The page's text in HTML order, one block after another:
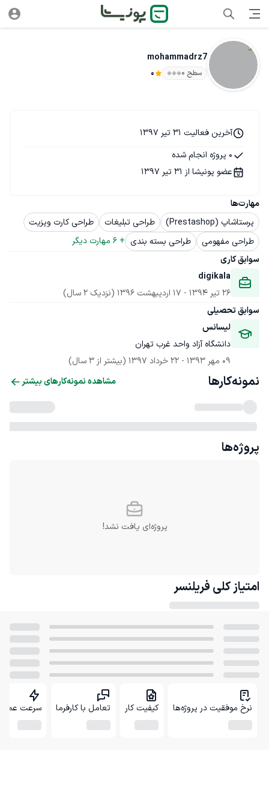
mohammadrz7
سطح ۰ 0
مهارت‌ها
پرستاشاپ (Prestashop)
طراحی تبلیغات
طراحی کارت ویزیت
طراحی مفهومی
طراحی بسته بندی +
6 مهارت دیگر
سوابق کاری
digikala
26 تیر 1394
- 17 اردیبهشت 1396
(نزدیک 2 سال)
سوابق تحصیلی
لیسانس
دانشگاه آزاد واحد غرب تهران
09 مهر 1393
- 22 خرداد 1397 (بیشتر از 3 سال)
آخرین فعالیت 31 تیر 1397
0 پروژه انجام شده
عضو پونیشا از 31 تیر 1397
نمونه‌کارها مشاهده نمونه‌کارهای بیشتر
پروژه‌ها
پروژه‌ای یافت نشد!
امتیاز کلی فریلنسر
نرخ موفقیت در پروژه‌ها کیفیت کار تعامل با کارفرما سرعت عمل